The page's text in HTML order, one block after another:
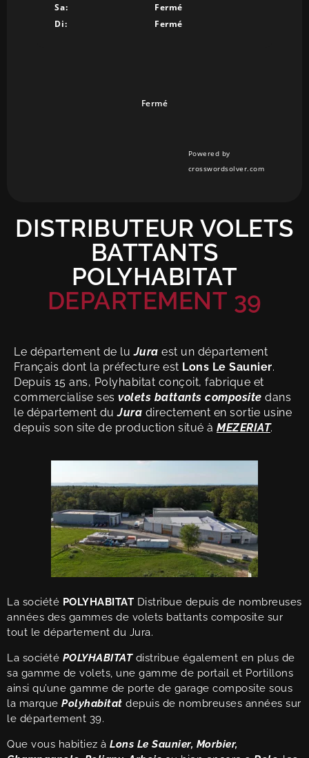
Sa:
Fermé
Di:
Fermé
Fermé
Powered by
crosswordsolver.com
DISTRIBUTEUR VOLETS
BATTANTS
POLYHABITAT
DEPARTEMENT 39
Le département de luJura est un département
Français dont la préfecture est Lons Le Saunier.
Depuis 15 ans, Polyhabitat conçoit, fabrique et
commercialise ses volets battants composite dans
le département duJura directement en sortie usine
depuis son site de production situé à MEZERIAT.
La société POLYHABITAT Distribue depuis de nombreuses
années des gammes de volets battants composite sur
tout le département du Jura.
La société POLYHABITATdistribue également en plus de
sa gamme de volets, une gamme de portail et Portillons
ainsi qu’une gamme de porte de garage composite sous
la marque Polyhabitat depuis de nombreuses années sur
le département 39.
Que vous habitiez à Lons Le Saunier, Morbier,